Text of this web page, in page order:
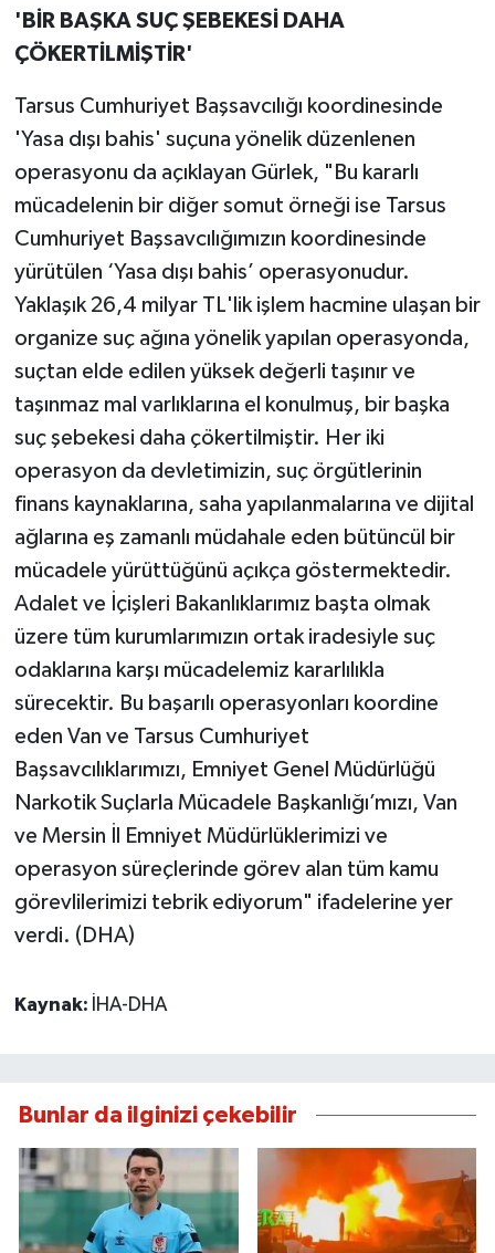
'BİR BAŞKA SUÇ ŞEBEKESİ DAHA
ÇÖKERTİLMİŞTİR'
Tarsus Cumhuriyet Başsavcılığı koordinesinde
'Yasa dışı bahis' suçuna yönelik düzenlenen
operasyonu da açıklayan Gürlek, "Bu kararlı
mücadelenin bir diğer somut örneği ise Tarsus
Cumhuriyet Başsavcılığımızın koordinesinde
yürütülen ‘Yasa dışı bahis’ operasyonudur.
Yaklaşık 26,4 milyar TL'lik işlem hacmine ulaşan bir
organize suç ağına yönelik yapılan operasyonda,
suçtan elde edilen yüksek değerli taşınır ve
taşınmaz mal varlıklarına el konulmuş, bir başka
suç şebekesi daha çökertilmiştir. Her iki
operasyon da devletimizin, suç örgütlerinin
finans kaynaklarına, saha yapılanmalarına ve dijital
ağlarına eş zamanlı müdahale eden bütüncül bir
mücadele yürüttüğünü açıkça göstermektedir.
Adalet ve İçişleri Bakanlıklarımız başta olmak
üzere tüm kurumlarımızın ortak iradesiyle suç
odaklarına karşı mücadelemiz kararlılıkla
sürecektir. Bu başarılı operasyonları koordine
eden Van ve Tarsus Cumhuriyet
Başsavcılıklarımızı, Emniyet Genel Müdürlüğü
Narkotik Suçlarla Mücadele Başkanlığı’mızı, Van
ve Mersin İl Emniyet Müdürlüklerimizi ve
operasyon süreçlerinde görev alan tüm kamu
görevlilerimizi tebrik ediyorum" ifadelerine yer
verdi. (DHA)
Kaynak: İHA-DHA
Bunlar da ilginizi çekebilir